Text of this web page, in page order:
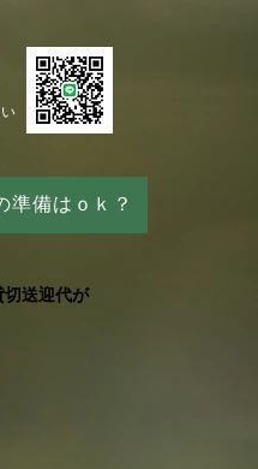
準備はｏｋ？
切送迎代が